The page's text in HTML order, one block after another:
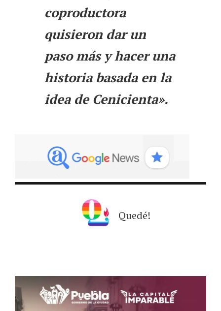
coproductora
quisieron dar un
paso más y hacer una
historia basada en la
idea de Cenicienta».
Quedé!